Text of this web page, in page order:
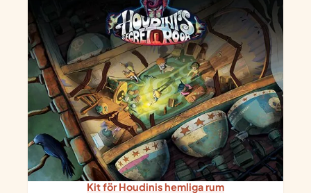
Kit för Houdinis hemliga rum